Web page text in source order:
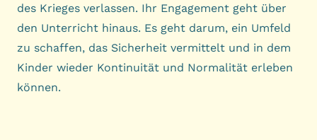
des Krieges verlassen. Ihr Engagement geht über
den Unterricht hinaus. Es geht darum, ein Umfeld
zu schaffen, das Sicherheit vermittelt und in dem
Kinder wieder Kontinuität und Normalität erleben
können.